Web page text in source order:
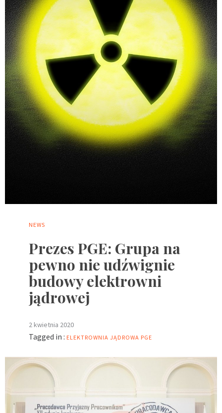
NEWS
Prezes PGE: Grupa na
pewno nie udźwignie
budowy elektrowni
jądrowej
2 kwietnia 2020
Tagged in : ELEKTROWNIA JĄDROWA PGE